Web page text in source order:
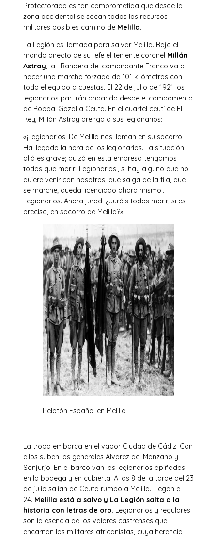
Protectorado es tan comprometida que desde la
zona occidental se sacan todos los recursos
militares posibles camino de Melilla.
La Legión es llamada para salvar Melilla. Bajo el
mando directo de su jefe el teniente coronel Millán
Astray, la I Bandera del comandante Franco va a
hacer una marcha forzada de 101 kilómetros con
todo el equipo a cuestas. El 22 de julio de 1921 los
legionarios partirán andando desde el campamento
de Robba-Gozal a Ceuta. En el cuartel ceutí de El
Rey, Millán Astray arenga a sus legionarios:
«¡Legionarios! De Melilla nos llaman en su socorro.
Ha llegado la hora de los legionarios. La situación
allá es grave; quizá en esta empresa tengamos
todos que morir. ¡Legionarios!, si hay alguno que no
quiere venir con nosotros, que salga de la fila, que
se marche; queda licenciado ahora mismo…
Legionarios. Ahora jurad: ¿Juráis todos morir, si es
preciso, en socorro de Melilla?»
Pelotón Español en Melilla
La tropa embarca en el vapor Ciudad de Cádiz. Con
ellos suben los generales Álvarez del Manzano y
Sanjurjo. En el barco van los legionarios apiñados
en la bodega y en cubierta. A las 8 de la tarde del 23
de julio salían de Ceuta rumbo a Melilla. Llegan el
24. Melilla está a salvo y La Legión salta a la
historia con letras de oro. Legionarios y regulares
son la esencia de los valores castrenses que
encarnan los militares africanistas, cuya herencia